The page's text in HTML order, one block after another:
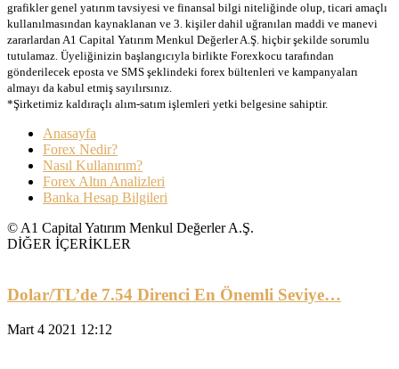
grafikler genel yatırım tavsiyesi ve finansal bilgi niteliğinde olup, ticari amaçlı
kullanılmasından kaynaklanan ve 3. kişiler dahil uğranılan maddi ve manevi
zararlardan A1 Capital Yatırım Menkul Değerler A.Ş. hiçbir şekilde sorumlu
tutulamaz. Üyeliğinizin başlangıcıyla birlikte Forexkocu tarafından
gönderilecek eposta ve SMS şeklindeki forex bültenleri ve kampanyaları
almayı da kabul etmiş sayılırsınız.
*Şirketimiz kaldıraçlı alım-satım işlemleri yetki belgesine sahiptir.
Anasayfa
Forex Nedir?
Nasıl Kullanırım?
Forex Altın Analizleri
Banka Hesap Bilgileri
© A1 Capital Yatırım Menkul Değerler A.Ş.
DİĞER İÇERİKLER
Dolar/TL’de 7.54 Direnci En Önemli Seviye…
Mart 4 2021 12:12